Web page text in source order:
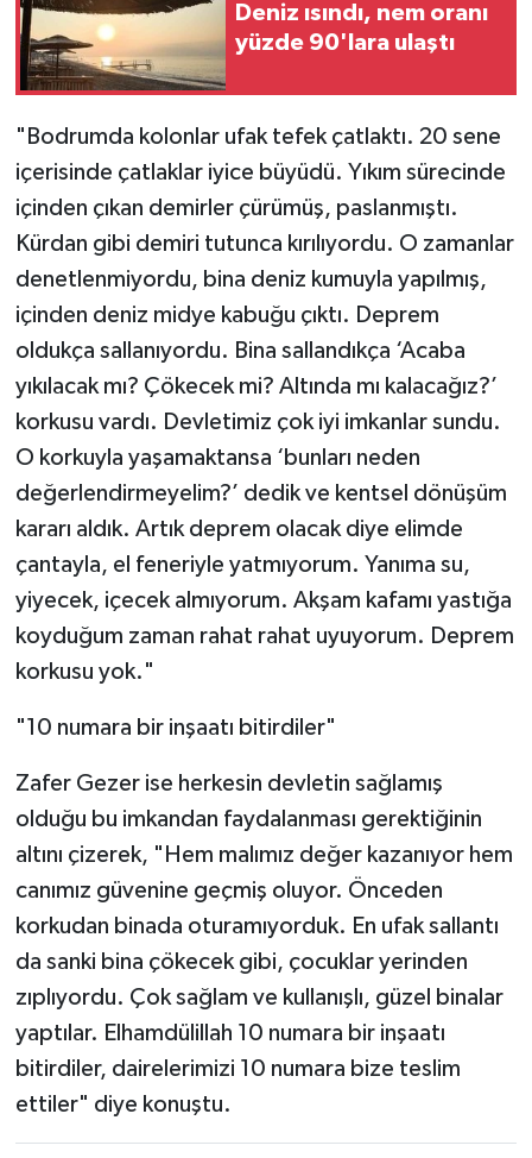
Deniz ısındı, nem oranı
yüzde 90'lara ulaştı
"Bodrumda kolonlar ufak tefek çatlaktı. 20 sene
içerisinde çatlaklar iyice büyüdü. Yıkım sürecinde
içinden çıkan demirler çürümüş, paslanmıştı.
Kürdan gibi demiri tutunca kırılıyordu. O zamanlar
denetlenmiyordu, bina deniz kumuyla yapılmış,
içinden deniz midye kabuğu çıktı. Deprem
oldukça sallanıyordu. Bina sallandıkça ‘Acaba
yıkılacak mı? Çökecek mi? Altında mı kalacağız?’
korkusu vardı. Devletimiz çok iyi imkanlar sundu.
O korkuyla yaşamaktansa ‘bunları neden
değerlendirmeyelim?’ dedik ve kentsel dönüşüm
kararı aldık. Artık deprem olacak diye elimde
çantayla, el feneriyle yatmıyorum. Yanıma su,
yiyecek, içecek almıyorum. Akşam kafamı yastığa
koyduğum zaman rahat rahat uyuyorum. Deprem
korkusu yok."
"10 numara bir inşaatı bitirdiler"
Zafer Gezer ise herkesin devletin sağlamış
olduğu bu imkandan faydalanması gerektiğinin
altını çizerek, "Hem malımız değer kazanıyor hem
canımız güvenine geçmiş oluyor. Önceden
korkudan binada oturamıyorduk. En ufak sallantı
da sanki bina çökecek gibi, çocuklar yerinden
zıplıyordu. Çok sağlam ve kullanışlı, güzel binalar
yaptılar. Elhamdülillah 10 numara bir inşaatı
bitirdiler, dairelerimizi 10 numara bize teslim
ettiler" diye konuştu.